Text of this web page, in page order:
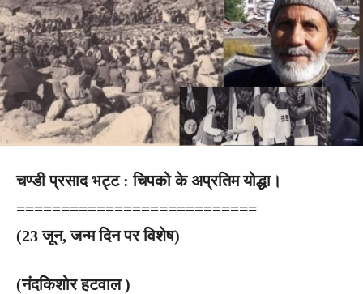
चण्डी प्रसाद भट्ट : चिपको के अप्रतिम योद्धा।
===========================
(23 जून, जन्म दिन पर विशेष)
(नंदकिशोर हटवाल )